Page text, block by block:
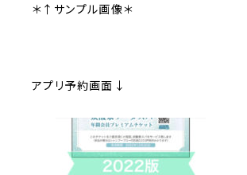
＊↑サンプル画像＊
アプリ予約画面↓